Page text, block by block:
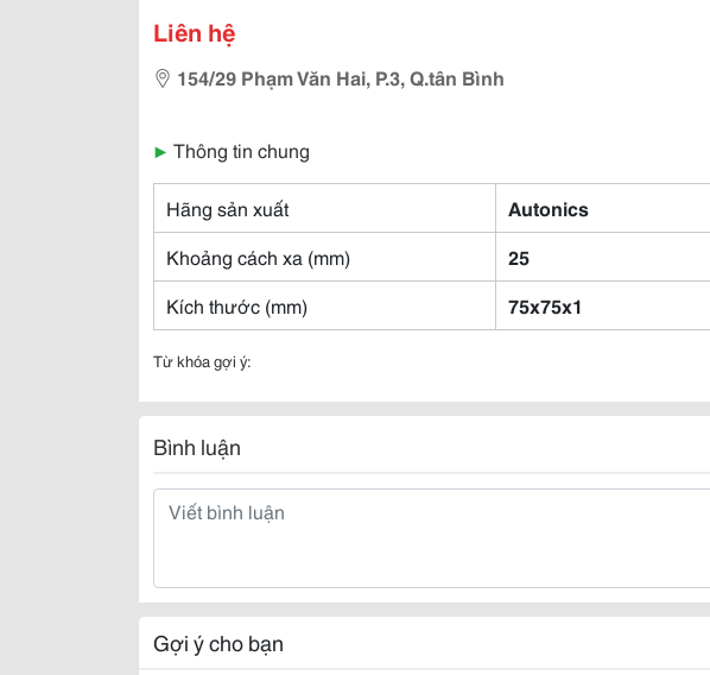
Liên hệ
154/29 Phạm Văn Hai, P.3, Q.tân Bình
▶ Thông tin chung
Hãng sản xuất
Autonics
Khoảng cách xa (mm)
25
Kích thước (mm)
75x75x1
Từ khóa gợi ý:
Bình luận
Gợi ý cho bạn